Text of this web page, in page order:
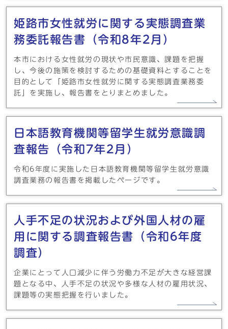
姫路市女性就労に関する実態調査業
務委託報告書（令和8年2月）
本市における女性就労の現状や市民意識、課題を把握
し、今後の施策を検討するための基礎資料とすることを
目的として「姫路市女性就労に関する実態調査業務委
託」を実施し、報告書をとりまとめました。
日本語教育機関等留学生就労意識調
査報告（令和7年2月）
令和6年度に実施した日本語教育機関等留学生就労意識
調査業務の報告書を掲載したページです。
人手不足の状況および外国人材の雇
用に関する調査報告書（令和6年度
調査）
企業にとって人口減少に伴う労働力不足が大きな経営課
題となる中、人手不足の状況や多様な人材の雇用状況、
課題等の実態把握を行いました。